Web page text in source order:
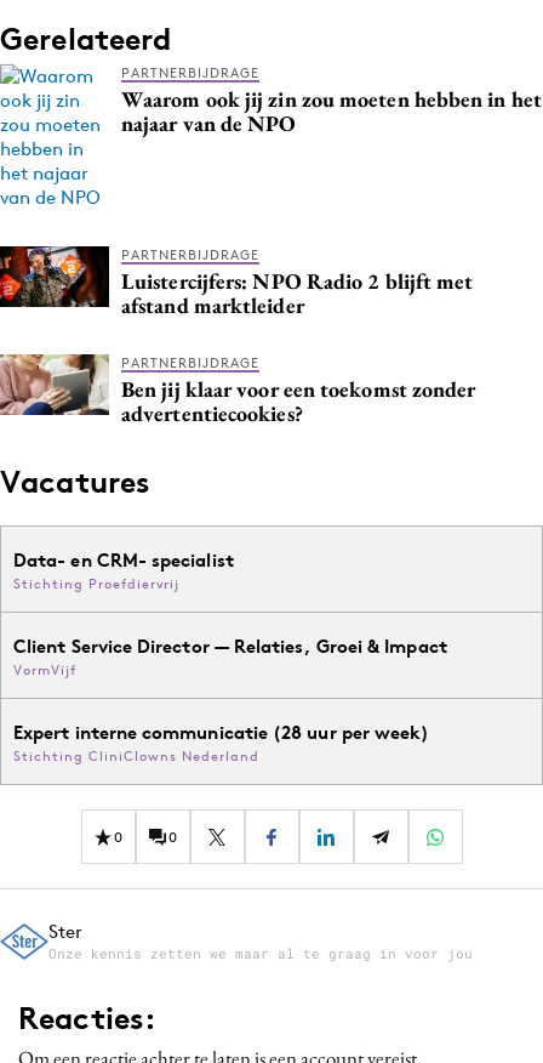
Gerelateerd
PARTNERBIJDRAGE
Waarom ook jij zin zou moeten hebben in het
najaar van de NPO
PARTNERBIJDRAGE
Luistercijfers: NPO Radio 2 blijft met
afstand marktleider
PARTNERBIJDRAGE
Ben jij klaar voor een toekomst zonder
advertentiecookies?
Vacatures
Data- en CRM- specialist
Stichting Proefdiervrij
Client Service Director — Relaties, Groei & Impact
VormVijf
Expert interne communicatie (28 uur per week)
Stichting CliniClowns Nederland
0 0
Ster
Onze kennis zetten we maar al te graag in voor jou
Reacties: